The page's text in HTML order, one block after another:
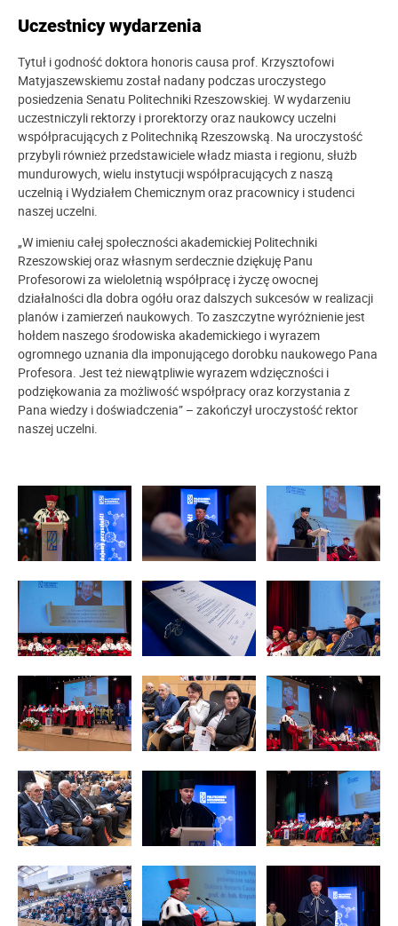
Uczestnicy wydarzenia
Tytuł i godność doktora honoris causa prof. Krzysztofowi
Matyjaszewskiemu został nadany podczas uroczystego
posiedzenia Senatu Politechniki Rzeszowskiej. W wydarzeniu
uczestniczyli rektorzy i prorektorzy oraz naukowcy uczelni
współpracujących z Politechniką Rzeszowską. Na uroczystość
przybyli również przedstawiciele władz miasta i regionu, służb
mundurowych, wielu instytucji współpracujących z naszą
uczelnią i Wydziałem Chemicznym oraz pracownicy i studenci
naszej uczelni.
„W imieniu całej społeczności akademickiej Politechniki
Rzeszowskiej oraz własnym serdecznie dziękuję Panu
Profesorowi za wieloletnią współpracę i życzę owocnej
działalności dla dobra ogółu oraz dalszych sukcesów w realizacji
planów i zamierzeń naukowych. To zaszczytne wyróżnienie jest
hołdem naszego środowiska akademickiego i wyrazem
ogromnego uznania dla imponującego dorobku naukowego Pana
Profesora. Jest też niewątpliwie wyrazem wdzięczności i
podziękowania za możliwość współpracy oraz korzystania z
Pana wiedzy i doświadczenia” – zakończył uroczystość rektor
naszej uczelni.